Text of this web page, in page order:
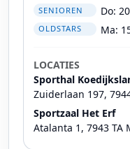
SENIOREN Do:
OLDSTARS Ma:
LOCATIES
Sporthal
Zuiderlaan 197,
Sportzaal Het Erf
Atalanta 1, 7943 TA